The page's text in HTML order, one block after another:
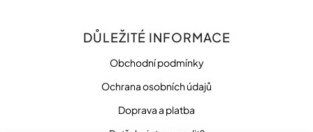
DŮLEŽITÉ INFORMACE
Obchodní podmínky
Ochrana osobních údajů
Doprava a platba